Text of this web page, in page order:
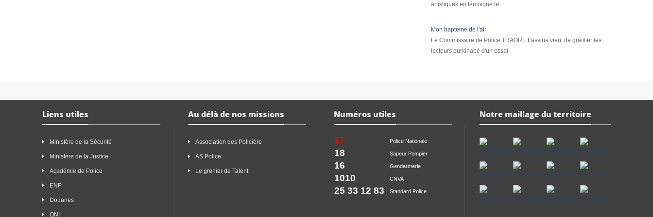
artistiques en témoigne le
Mon baptême de l'air
Le Commissaire de Police TRAORE Lassina vient de gratifier les
lecteurs burkinabè d'un essai
Liens utiles
Ministère de la Sécurité
Ministère de la Justice
Académie de Police
ENP
Douanes
ONI
Au délà de nos missions
Association des Policière
AS Police
Le grenier de Talent
Numéros utiles
17 Police Nationale
18 Sapeur Pompier
16 Gendarmerie
1010 CNVA
25 33 12 83 Standard Police
Notre maillage du territoire